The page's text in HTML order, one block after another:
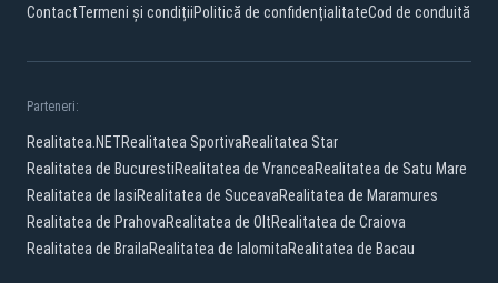
ContactTermeni și condițiiPolitică de confidențialitateCod de conduită
Parteneri:
Realitatea.NETRealitatea SportivaRealitatea Star
Realitatea de BucurestiRealitatea de VranceaRealitatea de Satu Mare
Realitatea de IasiRealitatea de SuceavaRealitatea de Maramures
Realitatea de PrahovaRealitatea de OltRealitatea de Craiova
Realitatea de BrailaRealitatea de IalomitaRealitatea de Bacau